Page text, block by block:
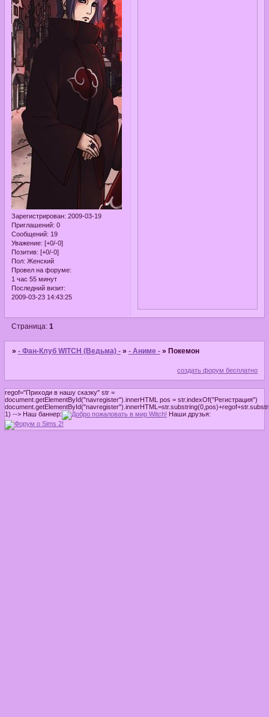
Зарегистрирован: 2009-03-19
Приглашений: 0
Сообщений: 19
Уважение: [+0/-0]
Позитив: [+0/-0]
Пол: Женский
Провел на форуме:
1 час 55 минут
Последний визит:
2009-03-23 14:43:25
Страница: 1
» - Фан-Клуб WITCH (Ведьма) - » - Аниме - » Покемон
создать форум бесплатно
regof="Приходи в нашу сказку" str =
document.getElementById("navregister").innerHTML pos = str.indexOf("Регистрация")
1) --> Наш баннер: Наши друзья: